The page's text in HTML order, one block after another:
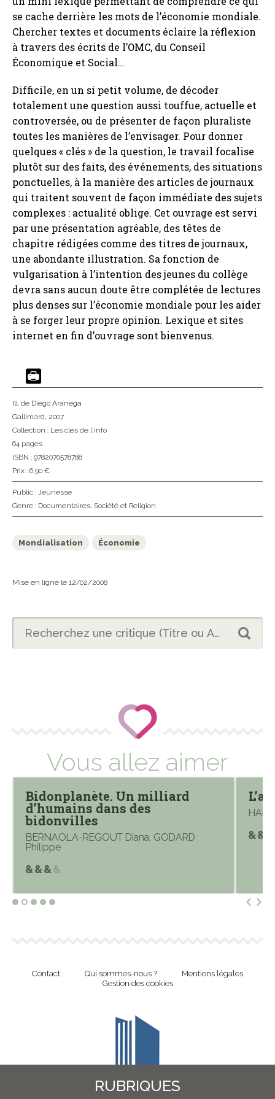
se cache derrière les mots de l’économie mondiale.
Chercher textes et documents éclaire la réflexion
à travers des écrits de l’OMC, du Conseil
Économique et Social…
Difficile, en un si petit volume, de décoder
totalement une question aussi touffue, actuelle et
controversée, ou de présenter de façon pluraliste
toutes les manières de l’envisager. Pour donner
quelques « clés » de la question, le travail focalise
plutôt sur des faits, des événements, des situations
ponctuelles, à la manière des articles de journaux
qui traitent souvent de façon immédiate des sujets
complexes : actualité oblige. Cet ouvrage est servi
par une présentation agréable, des têtes de
chapitre rédigées comme des titres de journaux,
une abondante illustration. Sa fonction de
vulgarisation à l’intention des jeunes du collège
devra sans aucun doute être complétée de lectures
plus denses sur l’économie mondiale pour les aider
à se forger leur propre opinion. Lexique et sites
internet en fin d’ouvrage sont bienvenus.
Ill. de Diego Aranega
Gallimard, 2007
Collection : Les clés de l'info
64 pages
ISBN : 9782070578788
Prix : 6,90 €
Public : Jeunesse
Genre : Documentaires, Société et Religion
Mondialisation Économie
Mise en ligne le 12/02/2008
Vous allez aimer
Bidonplanète. Un milliard
d’humains dans des
bidonvilles
BERNAOLA-REGOUT Diana, GODARD
Philippe
HALL
RUBRIQUES
Contact Qui sommes-nous ?
Mentions légales
Gestion des cookies
Revue en ligne de l'Union Nationale Culture et Bibliothèques Pour Tous